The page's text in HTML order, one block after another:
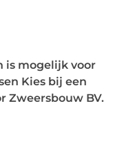
is mogelijk voor
Kies bij een
Zweersbouw BV.